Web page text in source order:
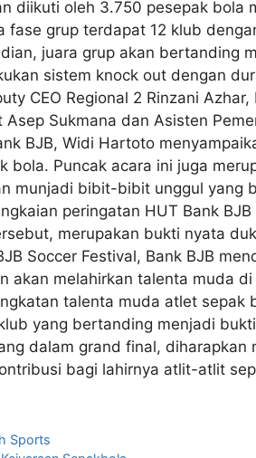
diikuti oleh 3.750 pesepak bola
fase grup terdapat 12 klub
juara grup akan bertanding
sistem knock out dengan
CEO Regional 2 Rinzani
Sukmana dan Asisten
BJB, Widi Hartoto
Puncak acara ini juga
munjadi bibit-bibit unggul yang
peringatan HUT Bank
merupakan bukti nyata
Soccer Festival, Bank BJB
akan melahirkan talenta muda
talenta muda atlet sepak
yang bertanding menjadi
dalam grand final,
bagi lahirnya atlit-atlit
Sports